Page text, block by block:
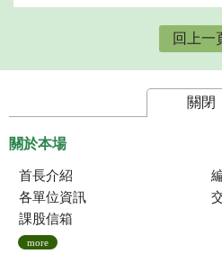
回上一
關閉
關於本場
首長介紹
各單位資訊
課股信箱
more